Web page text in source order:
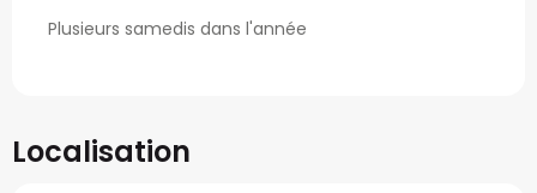
Plusieurs samedis dans l'année
Localisation